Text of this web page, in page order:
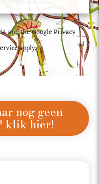
and the Google Privacy
apply.
nog geen
klik hier!